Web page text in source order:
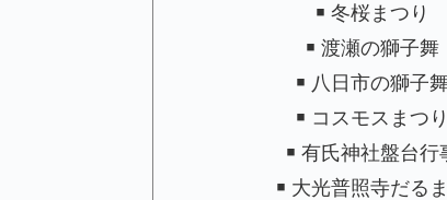
￭ 冬桜まつり
￭ 渡瀬の獅子舞
￭ 八日市の獅子
￭ コスモスまつり
￭ 有氏神社盤台行
￭ 大光普照寺だる